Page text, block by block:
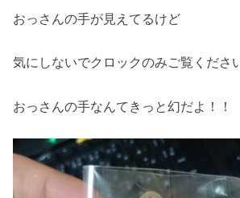
おっさんの手が見えてるけど
気にしないでクロックのみご覧くださ
おっさんの手なんてきっと幻だよ！！